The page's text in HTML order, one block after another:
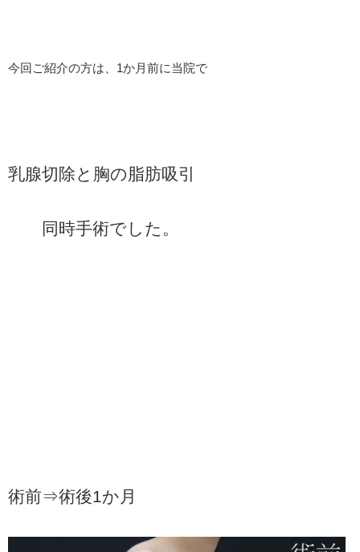
今回ご紹介の方は、1か月前に当院で
乳腺切除と胸の脂肪吸引
同時手術でした。
術前⇒術後1か月